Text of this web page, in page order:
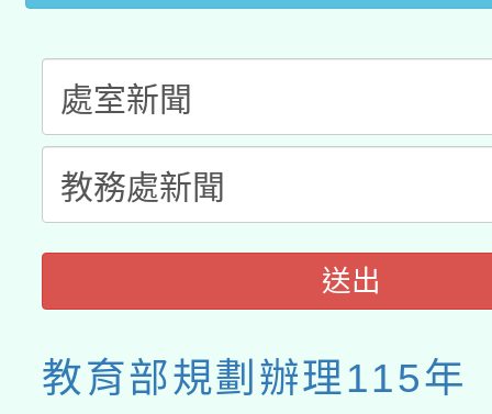
接種之民眾」措施，延
月28日止
送出
教育部規劃辦理115年